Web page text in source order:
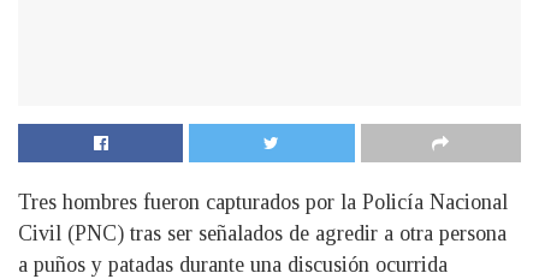
Tres hombres fueron capturados por la Policía Nacional
Civil (PNC) tras ser señalados de agredir a otra persona
a puños y patadas durante una discusión ocurrida